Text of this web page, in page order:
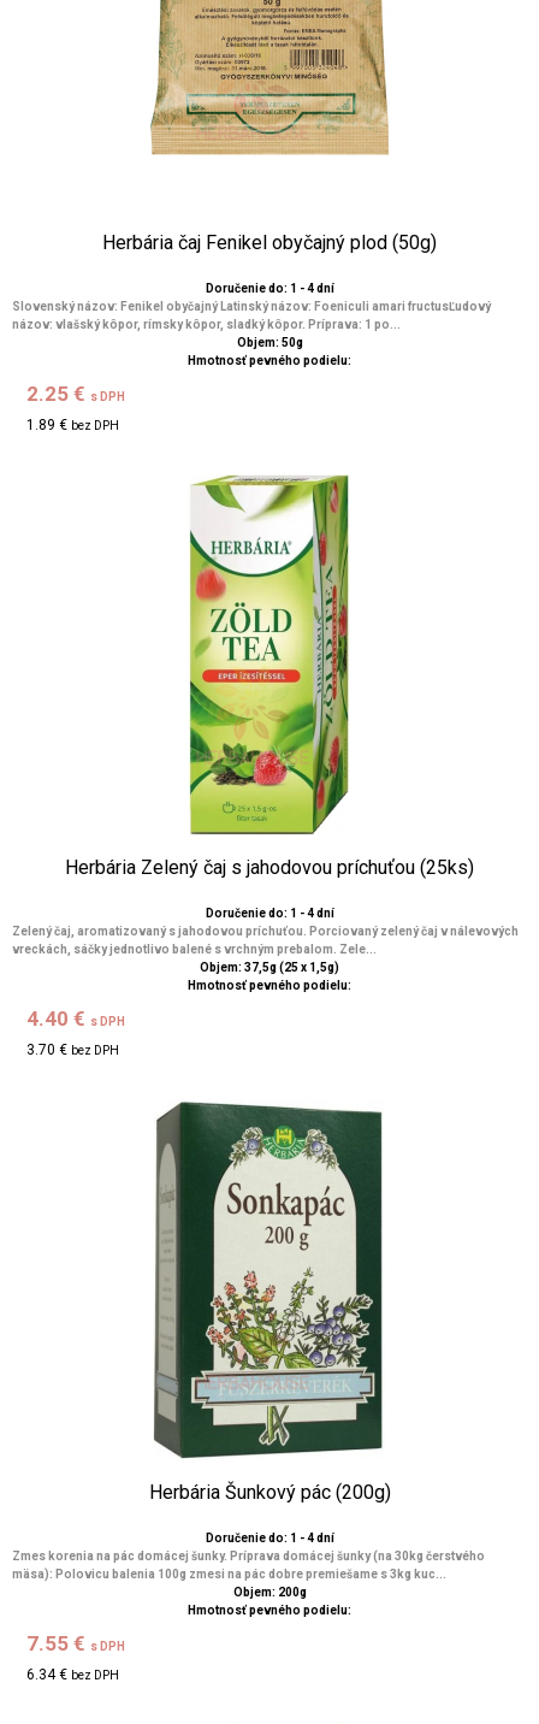
Herbária čaj Fenikel obyčajný plod (50g)
Doručenie do: 1 - 4 dní
Slovenský názov: Fenikel obyčajný Latinský názov: Foeniculi amari fructusĽudový
názov: vlašský kôpor, rímsky kôpor, sladký kôpor. Príprava: 1 po...
Objem: 50g
Hmotnosť pevného podielu:
2.25 € s DPH
1.89 € bez DPH
Herbária Zelený čaj s jahodovou príchuťou (25ks)
Doručenie do: 1 - 4 dní
Zelený čaj, aromatizovaný s jahodovou príchuťou. Porciovaný zelený čaj v nálevových
vreckách, sáčky jednotlivo balené s vrchným prebalom. Zele...
Objem: 37,5g (25 x 1,5g)
Hmotnosť pevného podielu:
4.40 € s DPH
3.70 € bez DPH
Herbária Šunkový pác (200g)
Doručenie do: 1 - 4 dní
Zmes korenia na pác domácej šunky. Príprava domácej šunky (na 30kg čerstvého
mäsa): Polovicu balenia 100g zmesi na pác dobre premiešame s 3kg kuc...
Objem: 200g
Hmotnosť pevného podielu:
7.55 € s DPH
6.34 € bez DPH